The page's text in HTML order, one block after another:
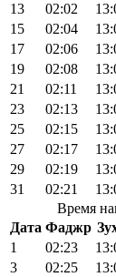
13
02:02
15
02:04
17
02:06
19
02:08
21
02:11
23
02:13
25
02:15
27
02:17
29
02:19
31
02:21
Время
Дата Фаджр
1
02:23
3
02:25